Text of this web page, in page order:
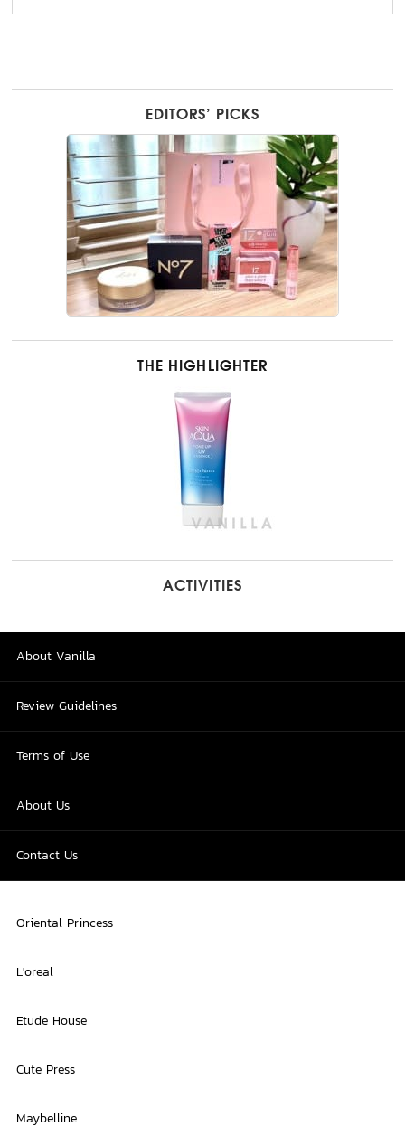
EDITORS’ PICKS
THE HIGHLIGHTER
ACTIVITIES
About Vanilla
Review Guidelines
Terms of Use
About Us
Contact Us
Oriental Princess
L'oreal
Etude House
Cute Press
Maybelline